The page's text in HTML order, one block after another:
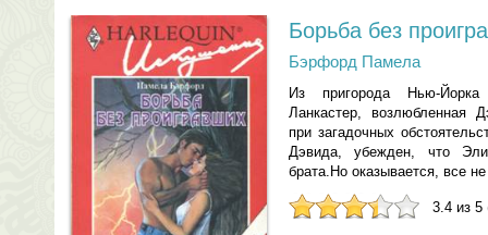
Борьба без
Бэрфорд Памела
Из пригорода Нью-Йорка
Ланкастер, возлюбленная
при загадочных
Дэвида, убежден, что
брата.Но оказывается, все
3.4 из 5